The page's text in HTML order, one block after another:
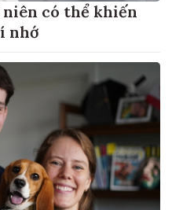
có thể khiến
nhớ